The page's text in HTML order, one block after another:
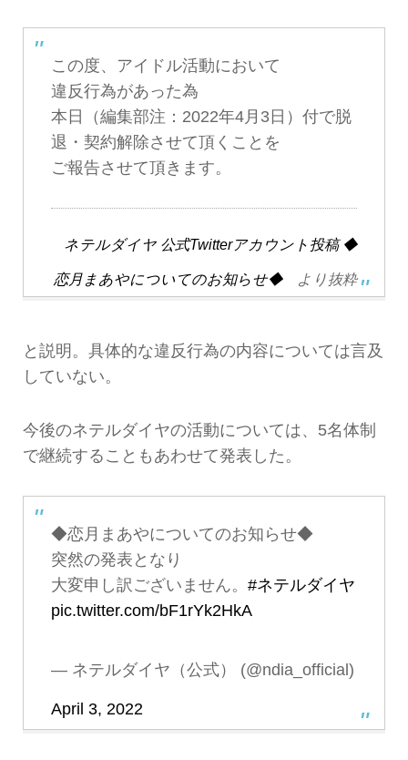
この度、アイドル活動において
違反行為があった為
本日（編集部注：2022年4月3日）付で脱
退・契約解除させて頂くことを
ご報告させて頂きます。
ネテルダイヤ 公式Twitterアカウント投稿 ◆
恋月まあやについてのお知らせ◆より抜粋
と説明。具体的な違反行為の内容については言及
していない。
今後のネテルダイヤの活動については、5名体制
で継続することもあわせて発表した。
◆恋月まあやについてのお知らせ◆
突然の発表となり
大変申し訳ございません。 #ネテルダイヤ
pic.twitter.com/bF1rYk2HkA
— ネテルダイヤ（公式） (@ndia_official)
April 3, 2022